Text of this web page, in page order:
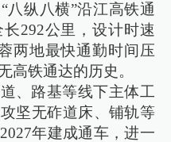
八纵八横”沿江高铁通
292公里，设计时速
两地最快通勤时间压
高铁通达的历史。
、路基等线下主体工
坚无砟道床、铺轨等
年建成通车，进一